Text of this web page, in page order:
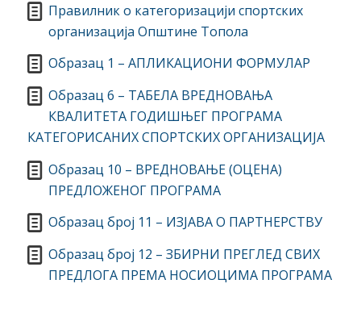
Правилник о категоризацији спортских
организација Општине Топола
Образац 1 – АПЛИКАЦИОНИ ФОРМУЛАР
Образац 6 – ТАБЕЛА ВРЕДНОВАЊА
КВАЛИТЕТА ГОДИШЊЕГ ПРОГРАМА
КАТЕГОРИСАНИХ СПОРТСКИХ ОРГАНИЗАЦИЈА
Образац 10 – ВРЕДНОВАЊЕ (ОЦЕНА)
ПРЕДЛОЖЕНОГ ПРОГРАМА
Образац број 11 – ИЗЈАВА О ПАРТНЕРСТВУ
Образац број 12 – ЗБИРНИ ПРЕГЛЕД СВИХ
ПРЕДЛОГА ПРЕМА НОСИОЦИМА ПРОГРАМА